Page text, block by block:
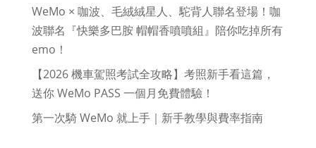
WeMo × 咖波、毛絨絨星人、駝背人聯名登場！咖
波聯名『快樂多巴胺 帽帽香噴噴組』陪你吃掉所有
emo！
【2026 機車駕照考試全攻略】考照新手看這篇，
送你 WeMo PASS 一個月免費體驗！
第一次騎 WeMo 就上手｜新手教學與費率指南